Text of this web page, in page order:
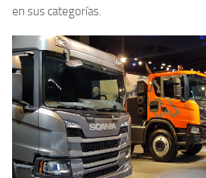
en sus categorías.